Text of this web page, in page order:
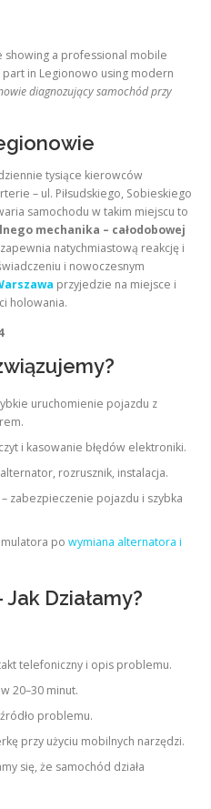
showing a professional mobile
in Legionowo using modern
diagnozujący samochód przy
tysiące kierowców
– ul. Piłsudskiego, Sobieskiego
samochodu w takim miejscu to
mechanika – całodobowej
natychmiastową reakcję i
i nowoczesnym
przyjedzie na miejsce i
holowania.
uruchomienie pojazdu z
i kasowanie błędów elektroniki.
rozrusznik, instalacja.
– zabezpieczenie pojazdu i szybka
po wymiana alternatora i
Działamy?
telefoniczny i opis problemu.
20–30 minut.
problemu.
przy użyciu mobilnych narzędzi.
się, że samochód działa